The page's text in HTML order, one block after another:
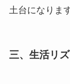
土台になります
三、生活リ